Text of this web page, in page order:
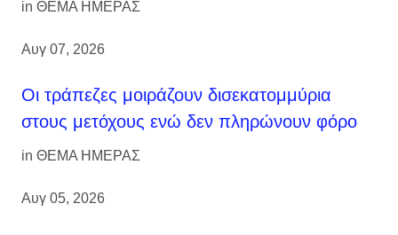
in ΘΕΜΑ ΗΜΕΡΑΣ
Αυγ 07, 2026
Οι τράπεζες μοιράζουν δισεκατομμύρια
στους μετόχους ενώ δεν πληρώνουν φόρο
in ΘΕΜΑ ΗΜΕΡΑΣ
Αυγ 05, 2026